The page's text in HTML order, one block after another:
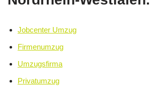
Jobcenter Umzug
Firmenumzug
Umzugsfirma
Privatumzug